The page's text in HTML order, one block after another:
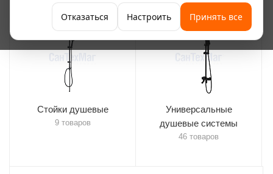
Стойки душевые
9 товаров
Универсальные
душевые системы
46 товаров
Отказаться Настроить Принять все